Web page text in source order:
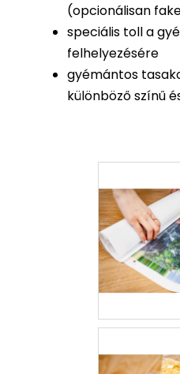
(opcionálisan
speciális toll a
felhelyezésére
gyémántos
különböző színű